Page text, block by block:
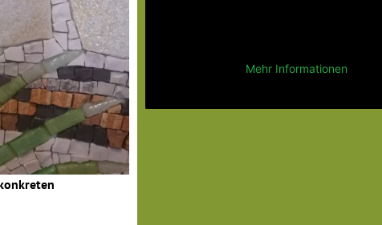
Mehr Informationen